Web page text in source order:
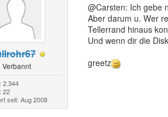
Verbannt
2.344
22
seit: Aug 2008
@Carsten: Ich gebe
Aber darum u. Wer
Tellerrand hinaus
Und wenn dir die
greetz